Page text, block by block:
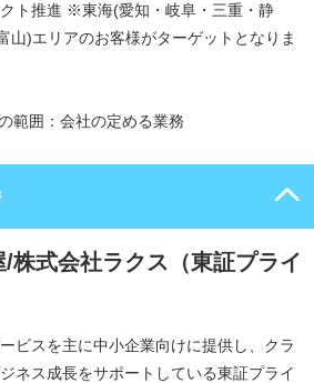
クト推進 ※東海(愛知・岐阜・三重・静
山)エリアのお客様がターゲットとなりま
範囲：会社の定める業務
式会社ラクス（東証プライ
ビスを主に中小企業向けに提供し、クラ
ネス成長をサポートしている東証プライ